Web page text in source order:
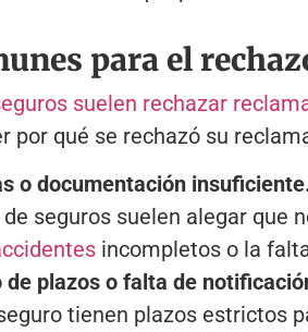
para el
suelen rechazar
por qué se rechazó su
o documentación
seguros suelen alegar que
incompletos o la
plazos o falta de
tienen plazos estrictos